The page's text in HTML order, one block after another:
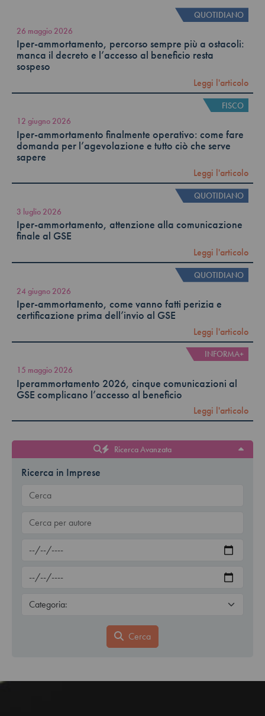
QUOTIDIANO
26 maggio 2026
Iper-ammortamento, percorso sempre più a ostacoli:
manca il decreto e l’accesso al beneficio resta
sospeso
Leggi l'articolo
FISCO
12 giugno 2026
Iper-ammortamento finalmente operativo: come fare
domanda per l’agevolazione e tutto ciò che serve
sapere
Leggi l'articolo
QUOTIDIANO
3 luglio 2026
Iper-ammortamento, attenzione alla comunicazione
finale al GSE
Leggi l'articolo
QUOTIDIANO
24 giugno 2026
Iper-ammortamento, come vanno fatti perizia e
certificazione prima dell’invio al GSE
Leggi l'articolo
INFORMA+
15 maggio 2026
Iperammortamento 2026, cinque comunicazioni al
GSE complicano l’accesso al beneficio
Leggi l'articolo
Ricerca Avanzata
Ricerca in Imprese
Cerca